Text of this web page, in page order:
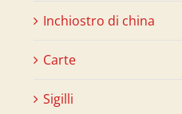
Inchiostro di china
Carte
Sigilli